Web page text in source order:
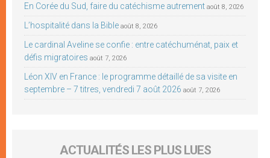
En Corée du Sud, faire du catéchisme autrement août 8, 2026
L’hospitalité dans la Bible août 8, 2026
Le cardinal Aveline se confie : entre catéchuménat, paix et
défis migratoires août 7, 2026
Léon XIV en France : le programme détaillé de sa visite en
septembre – 7 titres, vendredi 7 août 2026 août 7, 2026
ACTUALITÉS LES PLUS LUES